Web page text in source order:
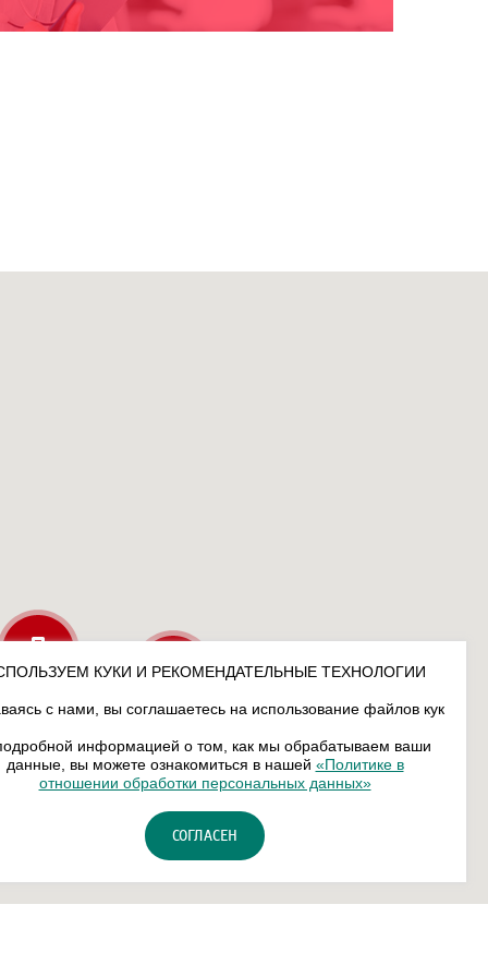
КУКИ И РЕКОМЕНДАТЕЛЬНЫЕ ТЕХНОЛОГИИ
с нами, вы соглашаетесь на использование файлов кук
информацией о том, как мы обрабатываем ваши
данные, вы можете ознакомиться в нашей «Политике в
отношении обработки персональных данных»
СОГЛАСЕН